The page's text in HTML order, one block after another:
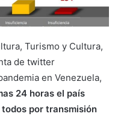
Turismo y Cultura,
de twitter
en Venezuela,
24 horas el país
por transmisión